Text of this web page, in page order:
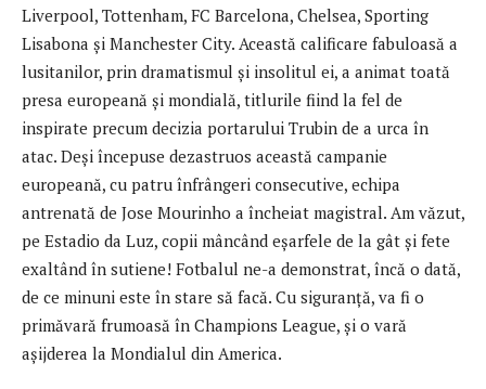
Liverpool, Tottenham, FC Barcelona, Chelsea, Sporting
Lisabona și Manchester City. Această calificare fabuloasă a
lusitanilor, prin dramatismul și insolitul ei, a animat toată
presa europeană și mondială, titlurile fiind la fel de
inspirate precum decizia portarului Trubin de a urca în
atac. Deși începuse dezastruos această campanie
europeană, cu patru înfrângeri consecutive, echipa
antrenată de Jose Mourinho a încheiat magistral. Am văzut,
pe Estadio da Luz, copii mâncând eșarfele de la gât și fete
exaltând în sutiene! Fotbalul ne-a demonstrat, încă o dată,
de ce minuni este în stare să facă. Cu siguranță, va fi o
primăvară frumoasă în Champions League, și o vară
așijderea la Mondialul din America.